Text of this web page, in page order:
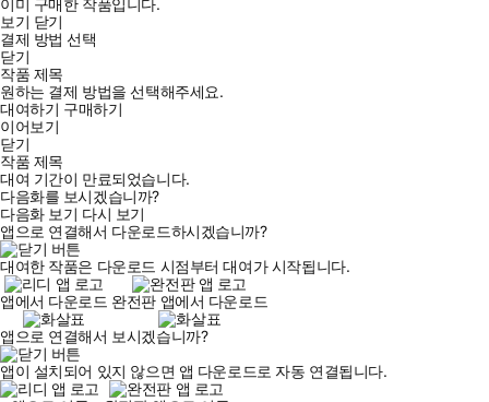
이미 구매한 작품입니다.
보기 닫기
결제 방법 선택
닫기
작품 제목
원하는 결제 방법을 선택해주세요.
대여하기 구매하기
이어보기
닫기
작품 제목
대여 기간이 만료되었습니다.
다음화를 보시겠습니까?
다음화 보기 다시 보기
앱으로 연결해서 다운로드하시겠습니까?
대여한 작품은 다운로드 시점부터 대여가 시작됩니다.
앱에서 다운로드 완전판 앱에서 다운로드
앱으로 연결해서 보시겠습니까?
앱이 설치되어 있지 않으면 앱 다운로드로 자동 연결됩니다.